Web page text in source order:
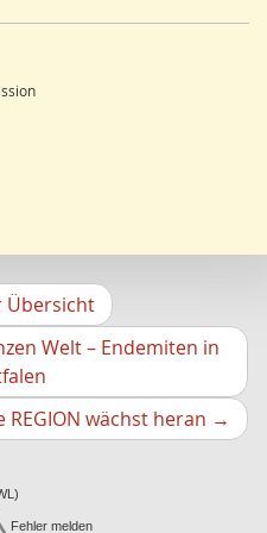
Welt – Endemiten in
Vorheriger
Artikel
Übersicht
REGION wächst heran
Artikel
→
Fehler melden